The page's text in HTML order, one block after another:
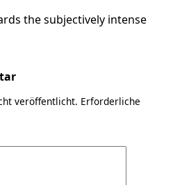
the subjectively intense
veröffentlicht. Erforderliche